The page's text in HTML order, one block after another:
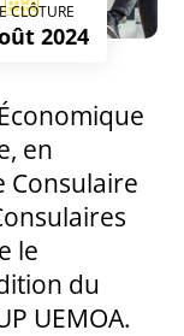
CLÔTURE
2024
en
Consulaire
le
du
UEMOA.